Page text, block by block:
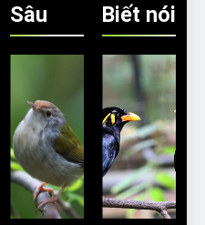
Sâu
Biết nói